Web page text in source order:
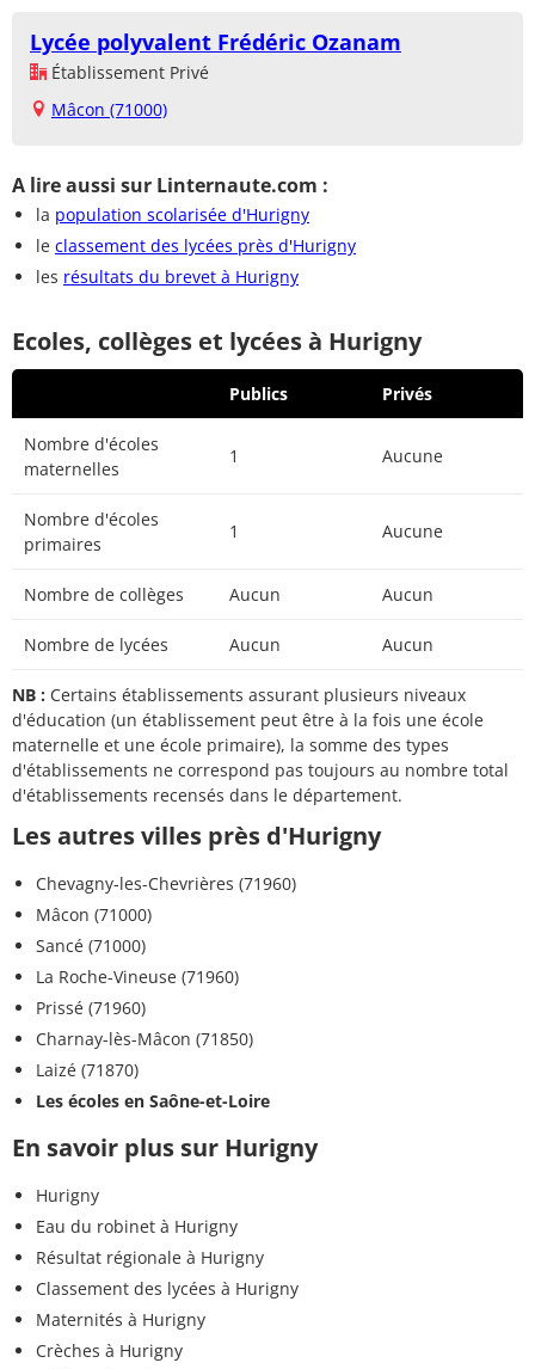
Lycée polyvalent Frédéric Ozanam
Établissement Privé
Mâcon (71000)
A lire aussi sur Linternaute.com :
la population scolarisée d'Hurigny
le classement des lycées près d'Hurigny
les résultats du brevet à Hurigny
Ecoles, collèges et lycées à Hurigny
Publics Privés
Nombre d'écoles
maternelles
1 Aucune
Nombre d'écoles
primaires
1 Aucune
Nombre de collèges Aucun Aucun
Nombre de lycées Aucun Aucun
NB : Certains établissements assurant plusieurs niveaux
d'éducation (un établissement peut être à la fois une école
maternelle et une école primaire), la somme des types
d'établissements ne correspond pas toujours au nombre total
d'établissements recensés dans le département.
Les autres villes près d'Hurigny
Chevagny-les-Chevrières (71960)
Mâcon (71000)
Sancé (71000)
La Roche-Vineuse (71960)
Prissé (71960)
Charnay-lès-Mâcon (71850)
Laizé (71870)
Les écoles en Saône-et-Loire
En savoir plus sur Hurigny
Hurigny
Eau du robinet à Hurigny
Résultat régionale à Hurigny
Classement des lycées à Hurigny
Maternités à Hurigny
Crèches à Hurigny